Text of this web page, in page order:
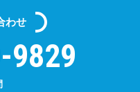
わせ
9829